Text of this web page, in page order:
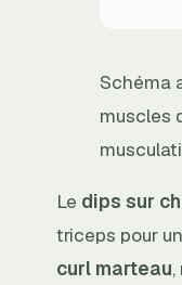
Schéma
muscles
Le dips sur
triceps pour
curl marteau